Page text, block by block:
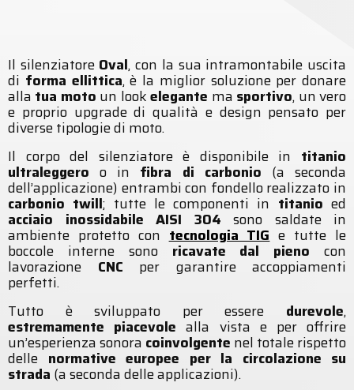
Il silenziatore Oval, con la sua intramontabile uscita
di forma ellittica, è la miglior soluzione per donare
alla tua moto un lookelegante ma sportivo, un vero
e proprio upgrade di qualità e design pensato per
diverse tipologie di moto.
Il corpo del silenziatore è disponibile in titanio
ultraleggero o in fibra di carbonio (a seconda
dell’applicazione) entrambi con fondello realizzato in
carbonio twill; tutte le componenti in titanioed
acciaio inossidabile AISI 304 sono saldate in
ambiente protetto contecnologia TIGe tutte le
boccole interne sono ricavate dal pieno con
lavorazione CNC per garantire accoppiamenti
perfetti.
Tutto è sviluppato per essere durevole,
estremamente piacevolealla vista e per offrire
un’esperienza sonora coinvolgente nel totale rispetto
delle normative europee per la circolazione su
strada (a seconda delle applicazioni).